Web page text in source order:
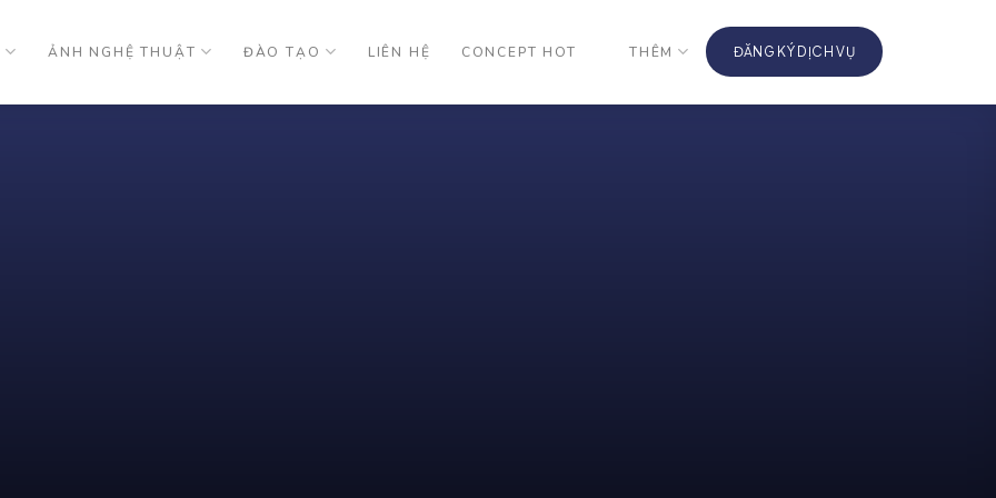
ẢNH NGHỆ THUẬT ĐÀO TẠO LIÊN HỆ CONCEPT HOT THÊM ĐĂNG KÝ DỊCH VỤ